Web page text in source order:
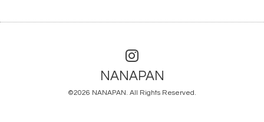
NANAPAN
©2026 NANAPAN. All Rights Reserved.